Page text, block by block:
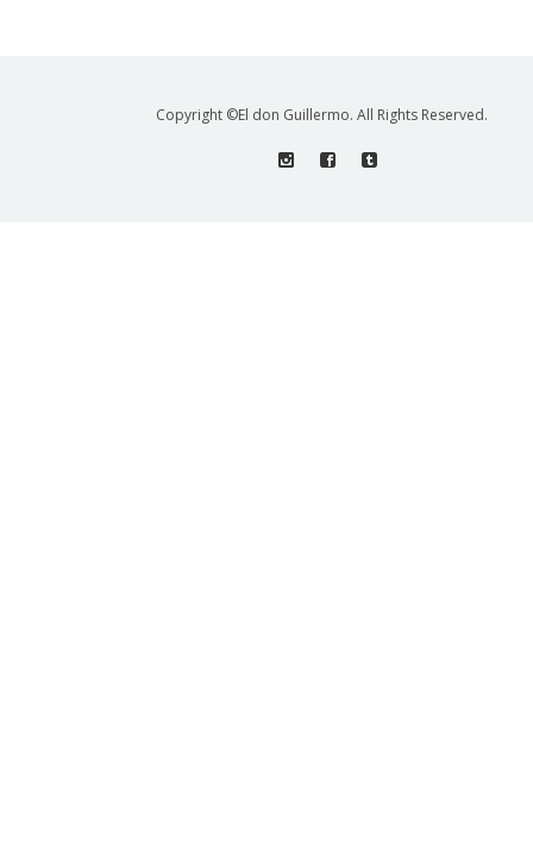
Copyright ©El don Guillermo. All Rights Reserved.